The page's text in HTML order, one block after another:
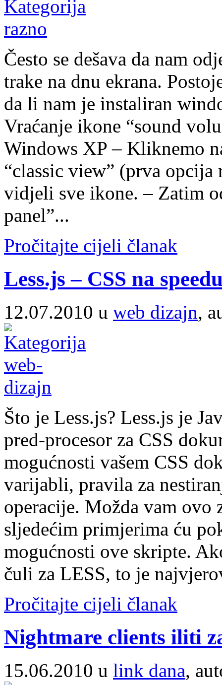
Često se dešava da nam
trake na dnu ekrana.
da li nam je instaliran
Vraćanje ikone “sound
Windows XP – Kliknemo
“classic view” (prva
vidjeli sve ikone. – Zatim
panel”...
Pročitajte cijeli članak
Less.js – CSS na
12.07.2010 u web dizajn,
Što je Less.js? Less.js je
pred-procesor za CSS
mogućnosti vašem CSS
varijabli, pravila za
operacije. Možda vam
sljedećim primjerima ću
mogućnosti ove skripte.
čuli za LESS, to je
Pročitajte cijeli članak
Nightmare clients iliti
15.06.2010 u link dana,